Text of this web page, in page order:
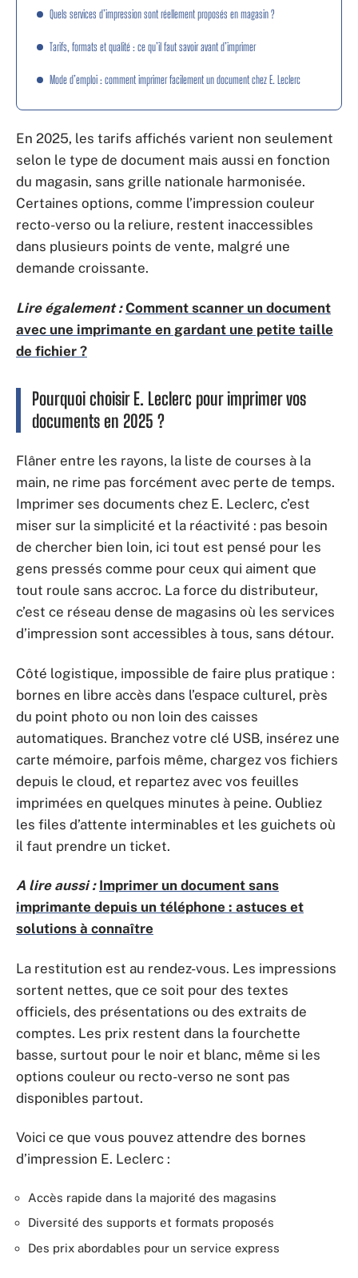
Quels services d’impression sont réellement proposés en magasin ?
Tarifs, formats et qualité : ce qu’il faut savoir avant d’imprimer
Mode d’emploi : comment imprimer facilement un document chez E. Leclerc
En 2025, les tarifs affichés varient non seulement
selon le type de document mais aussi en fonction
du magasin, sans grille nationale harmonisée.
Certaines options, comme l’impression couleur
recto-verso ou la reliure, restent inaccessibles
dans plusieurs points de vente, malgré une
demande croissante.
Lire également : Comment scanner un document
avec une imprimante en gardant une petite taille
de fichier ?
Pourquoi choisir E. Leclerc pour imprimer vos
documents en 2025 ?
Flâner entre les rayons, la liste de courses à la
main, ne rime pas forcément avec perte de temps.
Imprimer ses documents chez E. Leclerc, c’est
miser sur la simplicité et la réactivité : pas besoin
de chercher bien loin, ici tout est pensé pour les
gens pressés comme pour ceux qui aiment que
tout roule sans accroc. La force du distributeur,
c’est ce réseau dense de magasins où les services
d’impression sont accessibles à tous, sans détour.
Côté logistique, impossible de faire plus pratique :
bornes en libre accès dans l’espace culturel, près
du point photo ou non loin des caisses
automatiques. Branchez votre clé USB, insérez une
carte mémoire, parfois même, chargez vos fichiers
depuis le cloud, et repartez avec vos feuilles
imprimées en quelques minutes à peine. Oubliez
les files d’attente interminables et les guichets où
il faut prendre un ticket.
A lire aussi : Imprimer un document sans
imprimante depuis un téléphone : astuces et
solutions à connaître
La restitution est au rendez-vous. Les impressions
sortent nettes, que ce soit pour des textes
officiels, des présentations ou des extraits de
comptes. Les prix restent dans la fourchette
basse, surtout pour le noir et blanc, même si les
options couleur ou recto-verso ne sont pas
disponibles partout.
Voici ce que vous pouvez attendre des bornes
d’impression E. Leclerc :
Accès rapide dans la majorité des magasins
Diversité des supports et formats proposés
Des prix abordables pour un service express